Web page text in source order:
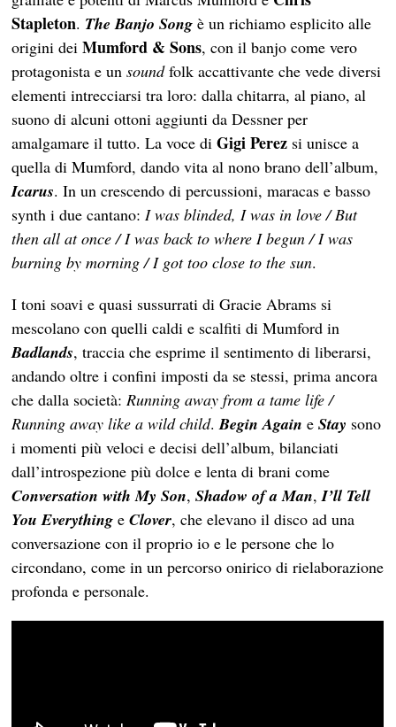
Stapleton. The Banjo Song è un richiamo esplicito alle
origini deiMumford & Sons, con il banjo come vero
protagonista e unsoundfolk accattivante che vede diversi
elementi intrecciarsi tra loro: dalla chitarra, al piano, al
suono di alcuni ottoni aggiunti da Dessner per
amalgamare il tutto. La voce diGigi Perez si unisce a
quella di Mumford, dando vita al nono brano dell’album,
Icarus. In un crescendo di percussioni, maracas e basso
synth i due cantano:I was blinded, I was in love / But
then all at once / I was back to where I begun / I was
burning by morning / I got too close to the sun.
I toni soavi e quasi sussurrati di Gracie Abrams si
mescolano con quelli caldi e scalfiti di Mumford in
Badlands, traccia che esprime il sentimento di liberarsi,
andando oltre i confini imposti da se stessi, prima ancora
che dalla società:Running away from a tame life /
Running away like a wild child.Begin Again eStay sono
i momenti più veloci e decisi dell’album, bilanciati
dall’introspezione più dolce e lenta di brani come
Conversation with My Son,Shadow of a Man, I’ll Tell
You Everything eClover, che elevano il disco ad una
conversazione con il proprio io e le persone che lo
circondano, come in un percorso onirico di rielaborazione
profonda e personale.